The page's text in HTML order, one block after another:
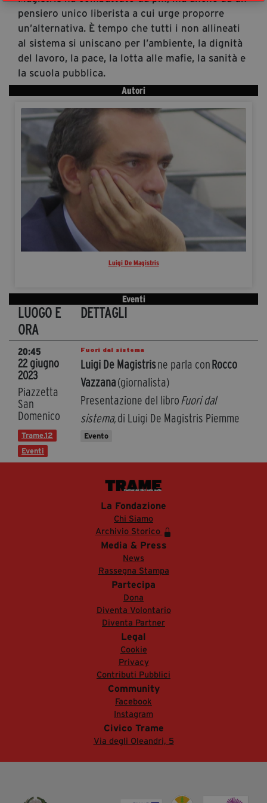
pensiero unico liberista a cui urge proporre
un’alternativa. È tempo che tutti i non allineati
al sistema si uniscano per l’ambiente, la dignità
del lavoro, la pace, la lotta alle mafie, la sanità e
la scuola pubblica.
Autori
Luigi De Magistris
Eventi
LUOGO E
ORA
DETTAGLI
20:45
22 giugno
2023
Piazzetta
San
Domenico
Trame.12
Eventi
Fuori dal sistema
Luigi De Magistrisne parla con Rocco
Vazzana(giornalista)
Presentazione del libroFuori dal
sistema,di Luigi De Magistris Piemme
Evento
La Fondazione
Chi Siamo
Archivio Storico
Media & Press
News
Rassegna Stampa
Partecipa
Dona
Diventa Volontario
Diventa Partner
Legal
Cookie
Privacy
Contributi Pubblici
Community
Facebook
Instagram
Civico Trame
Via degli Oleandri, 5